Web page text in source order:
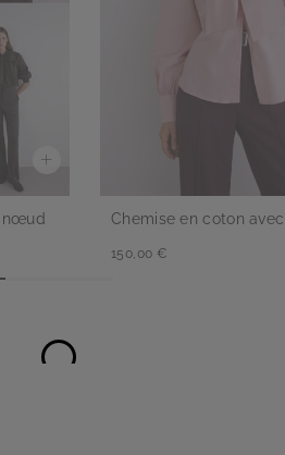
nœud Chemise en coton
150,00 €